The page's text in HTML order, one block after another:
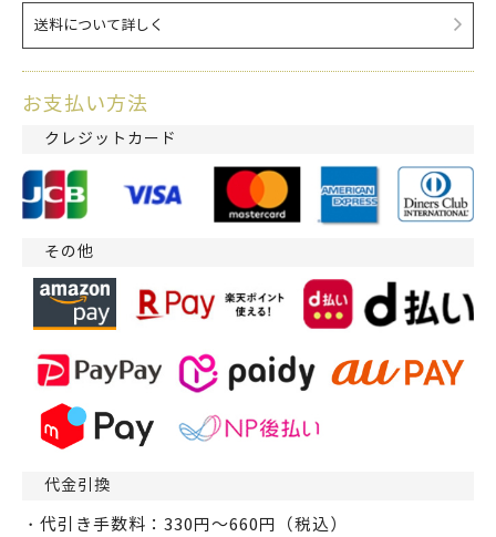
送料について詳しく
お支払い方法
クレジットカード
その他
代金引換
・代引き手数料：330円～660円（税込）